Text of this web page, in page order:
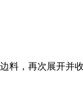
料，再次展开并收